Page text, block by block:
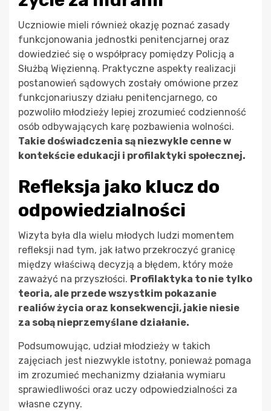
Uczniowie mieli również okazję poznać zasady
funkcjonowania jednostki penitencjarnej oraz
dowiedzieć się o współpracy pomiędzy Policją a
Służbą Więzienną. Praktyczne aspekty realizacji
postanowień sądowych zostały omówione przez
funkcjonariuszy działu penitencjarnego, co
pozwoliło młodzieży lepiej zrozumieć codzienność
osób odbywających karę pozbawienia wolności.
Takie doświadczenia są niezwykle cenne w
kontekście edukacji i profilaktyki społecznej.
Refleksja jako klucz do
odpowiedzialności
Wizyta była dla wielu młodych ludzi momentem
refleksji nad tym, jak łatwo przekroczyć granicę
między właściwą decyzją a błędem, który może
zaważyć na przyszłości. Profilaktyka to nie tylko
teoria, ale przede wszystkim pokazanie
realiów życia oraz konsekwencji, jakie niesie
za sobą nieprzemyślane działanie.
Podsumowując, udział młodzieży w takich
zajęciach jest niezwykle istotny, ponieważ pomaga
im zrozumieć mechanizmy działania wymiaru
sprawiedliwości oraz uczy odpowiedzialności za
własne czyny.